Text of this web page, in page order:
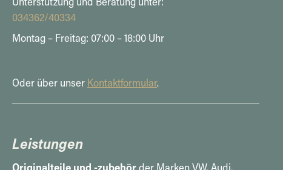
034362/40334
Montag – Freitag: 07:00 – 18:00 Uhr
Oder über unser Kontaktformular.
Leistungen
Originalteile und -zubehör